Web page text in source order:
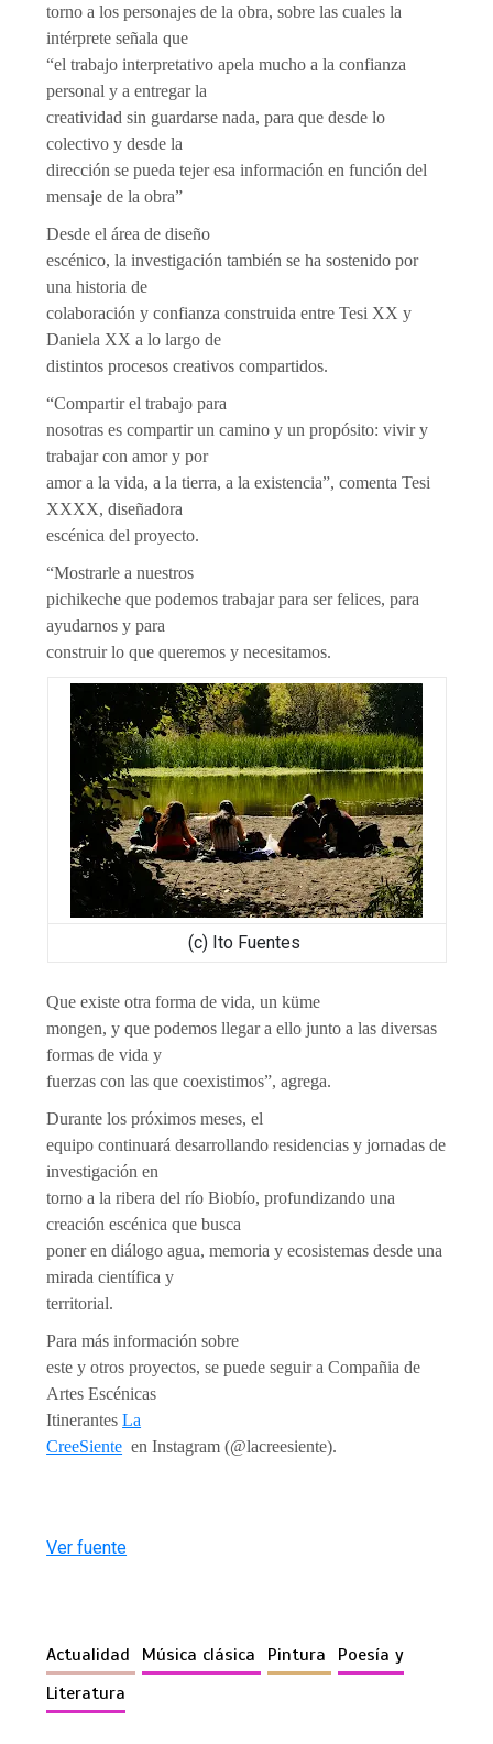
torno a los personajes de la obra, sobre las cuales la
intérprete señala que
“el trabajo interpretativo apela mucho a la confianza
personal y a entregar la
creatividad sin guardarse nada, para que desde lo
colectivo y desde la
dirección se pueda tejer esa información en función del
mensaje de la obra”
Desde el área de diseño
escénico, la investigación también se ha sostenido por
una historia de
colaboración y confianza construida entre Tesi XX y
Daniela XX a lo largo de
distintos procesos creativos compartidos.
“Compartir el trabajo para
nosotras es compartir un camino y un propósito: vivir y
trabajar con amor y por
amor a la vida, a la tierra, a la existencia”, comenta Tesi
XXXX, diseñadora
escénica del proyecto.
“Mostrarle a nuestros
pichikeche que podemos trabajar para ser felices, para
ayudarnos y para
construir lo que queremos y necesitamos.
(c) Ito Fuentes
Que existe otra forma de vida, un küme
mongen, y que podemos llegar a ello junto a las diversas
formas de vida y
fuerzas con las que coexistimos”, agrega.
Durante los próximos meses, el
equipo continuará desarrollando residencias y jornadas de
investigación en
torno a la ribera del río Biobío, profundizando una
creación escénica que busca
poner en diálogo agua, memoria y ecosistemas desde una
mirada científica y
territorial.
Para más información sobre
este y otros proyectos, se puede seguir a Compañia de
Artes Escénicas
ItinerantesLa
CreeSiente en Instagram (@lacreesiente).
Ver fuente
Actualidad Música clásica Pintura
Poesía y
Literatura